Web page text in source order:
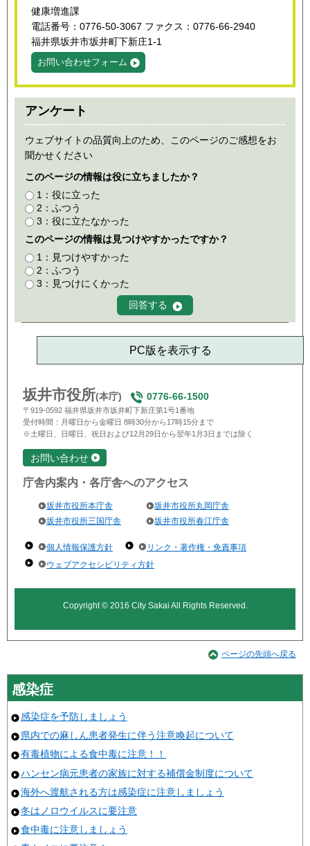
健康増進課
電話番号：0776-50-3067 ファクス：0776-66-2940
福井県坂井市坂井町下新庄1-1
お問い合わせフォーム
アンケート
ウェブサイトの品質向上のため、このページのご感想をお
聞かせください
このページの情報は役に立ちましたか？
1：役に立った
2：ふつう
3：役に立たなかった
このページの情報は見つけやすかったですか？
1：見つけやすかった
2：ふつう
3：見つけにくかった
PC版を表示する
坂井市役所(本庁) 0776-66-1500
〒919-0592 福井県坂井市坂井町下新庄第1号1番地
受付時間：月曜日から金曜日 8時30分から17時15分まで
※土曜日、日曜日、祝日および12月29日から翌年1月3日までは除く
お問い合わせ
庁舎内案内・各庁舎へのアクセス
坂井市役所本庁舎
坂井市役所丸岡庁舎
坂井市役所三国庁舎
坂井市役所春江庁舎
個人情報保護方針
リンク・著作権・免責事項
ウェブアクセシビリティ方針
Copyright © 2016 City Sakai All Rights Reserved.
ページの先頭へ戻る
感染症
感染症を予防しましょう
県内での麻しん患者発生に伴う注意喚起について
有毒植物による食中毒に注意！！
ハンセン病元患者の家族に対する補償金制度について
海外へ渡航される方は感染症に注意しましょう
冬はノロウイルスに要注意
食中毒に注意しましょう